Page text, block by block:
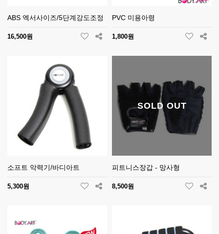
ABS 엑서사이즈/5단계강도조정
16,500원
PVC 미용아령
1,800원
소프트 악력기/바디아트
5,300원
SOLD OUT
피트니스장갑 - 망사형
8,500원